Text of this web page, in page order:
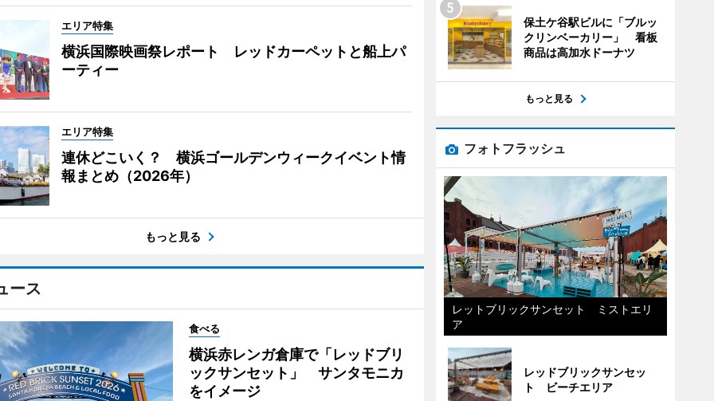
エリア特集
横浜国際映画祭レポート レッドカーペットと船上パ
ーティー
エリア特集
連休どこいく？ 横浜ゴールデンウィークイベント情
報まとめ（2026年）
もっと見る
ース
食べる
横浜赤レンガ倉庫で「レッドブリ
ックサンセット」 サンタモニカ
をイメージ
保土ケ谷駅ビルに「ブルッ
クリンベーカリー」 看板
商品は高加水ドーナツ
もっと見る
フォトフラッシュ
レットブリックサンセット ミストエリ
ア
レッドブリックサンセッ
ト ビーチエリア